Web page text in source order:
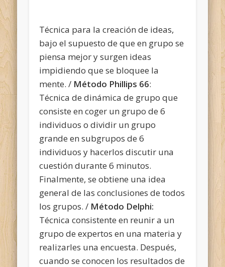
Técnica para la creación de ideas,
bajo el supuesto de que en grupo se
piensa mejor y surgen ideas
impidiendo que se bloquee la
mente. / Método Phillips 66:
Técnica de dinámica de grupo que
consiste en coger un grupo de 6
individuos o dividir un grupo
grande en subgrupos de 6
individuos y hacerlos discutir una
cuestión durante 6 minutos.
Finalmente, se obtiene una idea
general de las conclusiones de todos
los grupos. / Método Delphi:
Técnica consistente en reunir a un
grupo de expertos en una materia y
realizarles una encuesta. Después,
cuando se conocen los resultados de